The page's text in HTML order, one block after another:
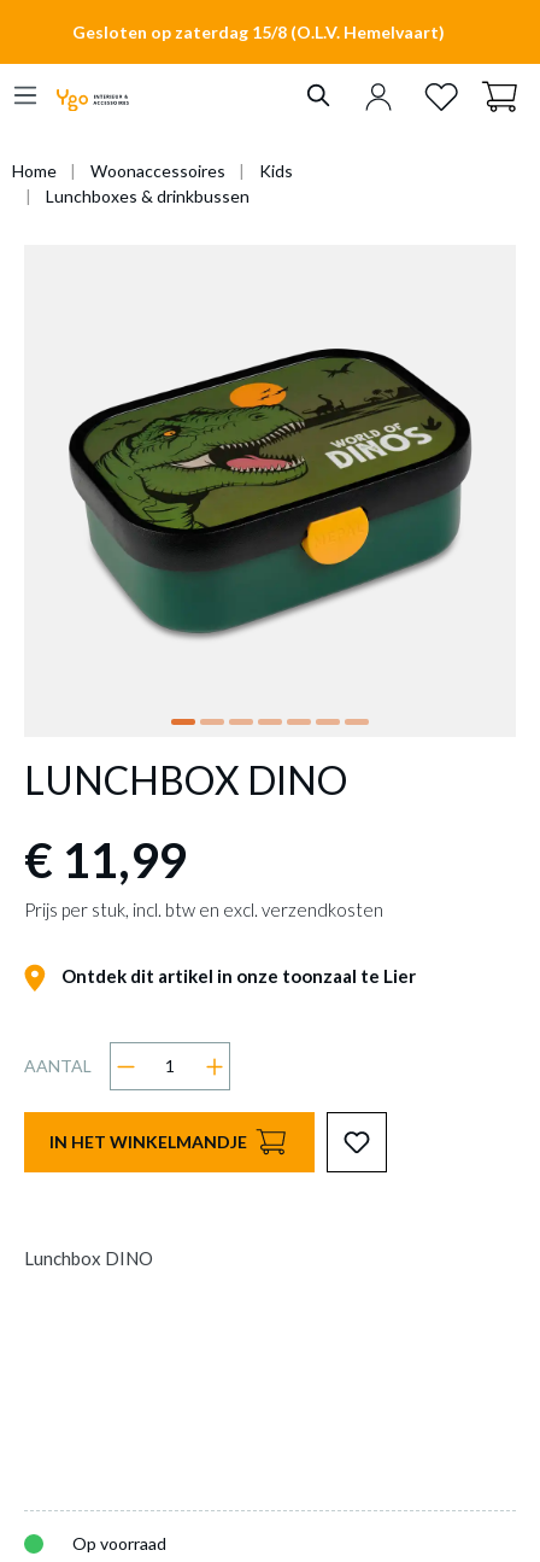
Gesloten op zaterdag 15/8 (O.L.V. Hemelvaart)
Home Woonaccessoires
Kids
Lunchboxes & drinkbussen
LUNCHBOX DINO
€ 11,99
Prijs per stuk, incl. btw en excl. verzendkosten
Ontdek dit artikel in onze toonzaal te Lier
AANTAL
IN HET WINKELMANDJE
Lunchbox DINO
Op voorraad